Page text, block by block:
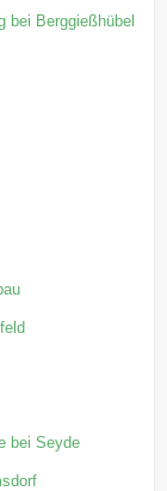
bei Berggießhübel
bei Seyde